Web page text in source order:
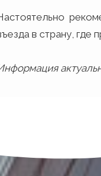
в страну, где